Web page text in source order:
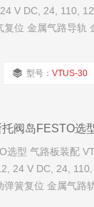
V DC, 24, 110,
位 金属气路导轨
型号：VTUS-30
阀岛FESTO选
选型 气路板装配
24 V DC, 24,
簧复位 金属气路